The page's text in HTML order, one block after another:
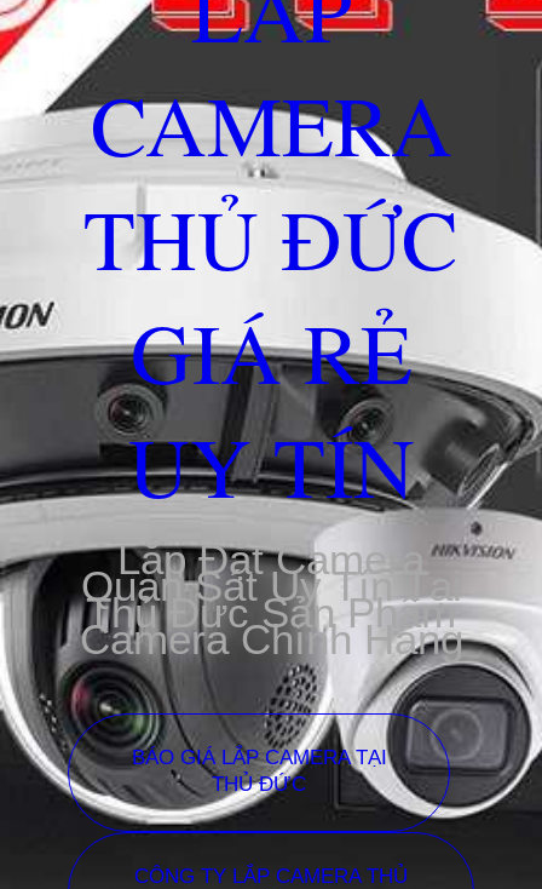
CAMERA
THỦ ĐỨC
GIÁ RẺ
UY TÍN
Lắp Đặt Camera
Quan Sát Uy Tín Tại
Thủ Đức Sản Phẩm
Camera Chính Hãng
BÁO GIÁ LẮP CAMERA TẠI
THỦ ĐỨC
CÔNG TY LẮP CAMERA THỦ